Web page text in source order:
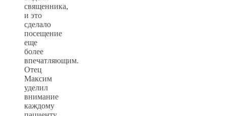
священника,
и это
сделало
посещение
еще
более
впечатляющим.
Отец
Максим
уделил
внимание
каждому